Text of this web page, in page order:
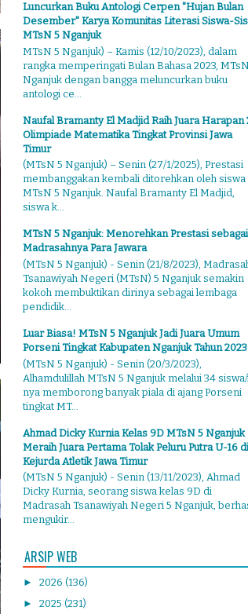
Luncurkan Buku Antologi Cerpen "Hujan Bulan
Desember" Karya Komunitas Literasi Siswa-
MTsN 5 Nganjuk
MTsN 5 Nganjuk) – Kamis (12/10/2023), dalam
rangka memperingati Bulan Bahasa 2023,
Nganjuk dengan bangga meluncurkan buku
antologi ce...
Naufal Bramanty El Madjid Raih Juara Harapan
Olimpiade Matematika Tingkat Provinsi Jawa
Timur
(MTsN 5 Nganjuk) – Senin (27/1/2025), Prestasi
membanggakan kembali ditorehkan oleh siswa
MTsN 5 Nganjuk. Naufal Bramanty El Madjid,
siswa k...
MTsN 5 Nganjuk: Menorehkan Prestasi sebagai
Madrasahnya Para Jawara
(MTsN 5 Nganjuk) - Senin (21/8/2023),
Tsanawiyah Negeri (MTsN) 5 Nganjuk semakin
kokoh membuktikan dirinya sebagai lembaga
pendidik...
Luar Biasa! MTsN 5 Nganjuk Jadi Juara Umum
Porseni Tingkat Kabupaten Nganjuk Tahun 2023
(MTsN 5 Nganjuk) - Senin (20/3/2023),
Alhamdulillah MTsN 5 Nganjuk melalui 34 siswa/i
nya memborong banyak piala di ajang Porseni
tingkat MT...
Ahmad Dicky Kurnia Kelas 9D MTsN 5 Nganjuk
Meraih Juara Pertama Tolak Peluru Putra U-16 di
Kejurda Atletik Jawa Timur
(MTsN 5 Nganjuk) - Senin (13/11/2023), Ahmad
Dicky Kurnia, seorang siswa kelas 9D di
Madrasah Tsanawiyah Negeri 5 Nganjuk,
mengukir...
ARSIP WEB
► 2026 (136)
► 2025 (231)